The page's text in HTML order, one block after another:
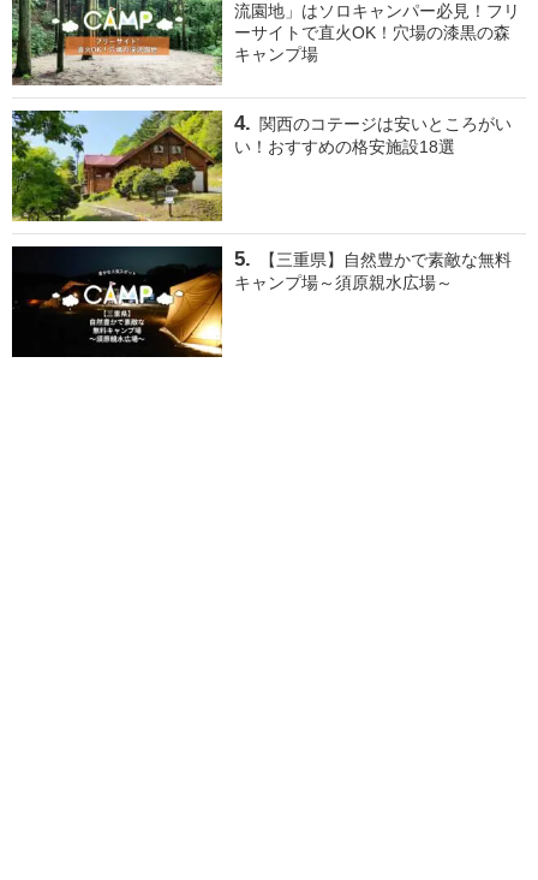
流園地」はソロキャンパー必見！フリ
ーサイトで直火OK！穴場の漆黒の森
キャンプ場
関西のコテージは安いところがい
い！おすすめの格安施設18選
【三重県】自然豊かで素敵な無料
キャンプ場～須原親水広場～